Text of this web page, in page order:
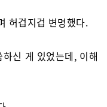
허겁지겁 변명했다.
신 게 있었는데, 이해